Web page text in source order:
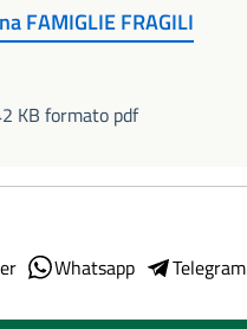
FAMIGLIE FRAGILI
KB formato pdf
Whatsapp Telegram